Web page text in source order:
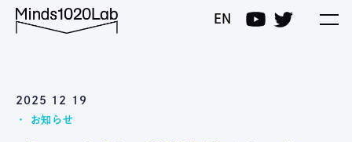
Minds1020Lab｜
EN
2025 12 19
お知らせ